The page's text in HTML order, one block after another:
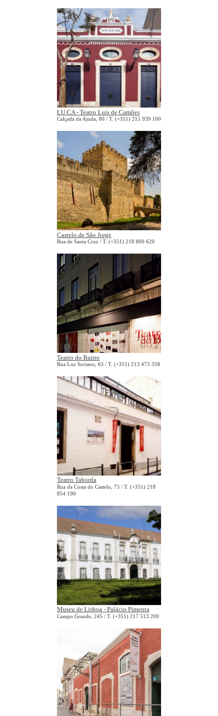
LU.CA - Teatro Luís de Camões
Calçada da Ajuda, 80 / T. (+351) 215 939 100
Castelo de São Jorge
Rua de Santa Cruz / T. (+351) 218 800 620
Teatro do Bairro
Rua Luz Soriano, 63 / T. (+351) 213 473 358
Teatro Taborda
Rua da Costa do Castelo, 75 / T. (+351) 218
854 190
Museu de Lisboa - Palácio Pimenta
Campo Grande, 245 / T. (+351) 217 513 200